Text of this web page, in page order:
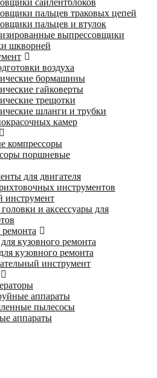
сайлентблоков
пальцев траковых цепей
пальцев и втулок
выпрессовщики
шкворней
воздуха
бормашины
гайковерты
трещотки
шланги и трубки
камер
компрессоры
поршневые
для двигателя
инструментов
инструмент
и аксессуары для
кузовного ремонта
кузовного ремонта
инструмент
аппараты
пылесосы
аппараты